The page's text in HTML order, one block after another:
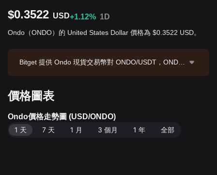
$0.3522 USD+1.12% 1D
Ondo（ONDO）的 United States Dollar 價格為 $0.3522 USD。
Bitget 提供 Ondo 現貨交易幣對 ONDO/USDT，ONDO/
7B ONDO。數據來源：Bitget 交易所，最後更新時間：
價格圖表
Ondo價格走勢圖 (USD/ONDO)
1 天
7 天 1 月 3 個月 1 年 全部